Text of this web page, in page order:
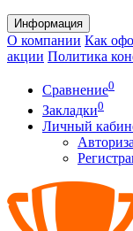
Информация
О компании Как
акции Политика
Сравнение0
Закладки0
Личный